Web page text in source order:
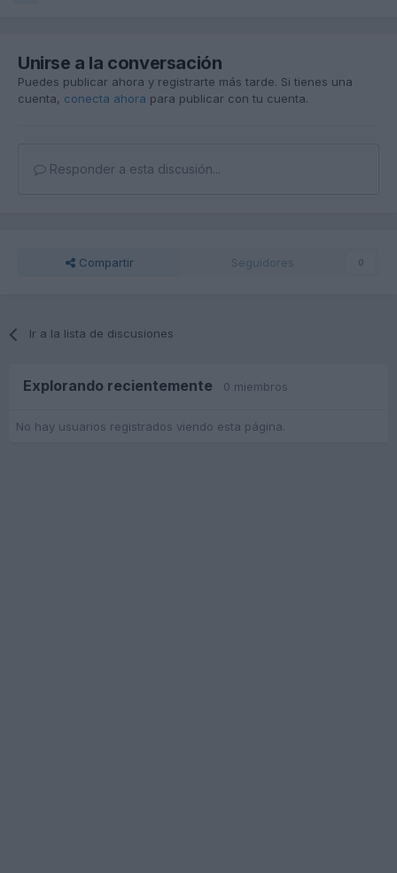
Unirse a la conversación
Puedes publicar ahora y registrarte más tarde. Si tienes una
cuenta, conecta ahora para publicar con tu cuenta.
Responder a esta discusión...
Compartir Seguidores 0
Ir a la lista de discusiones
Explorando recientemente 0 miembros
No hay usuarios registrados viendo esta página.